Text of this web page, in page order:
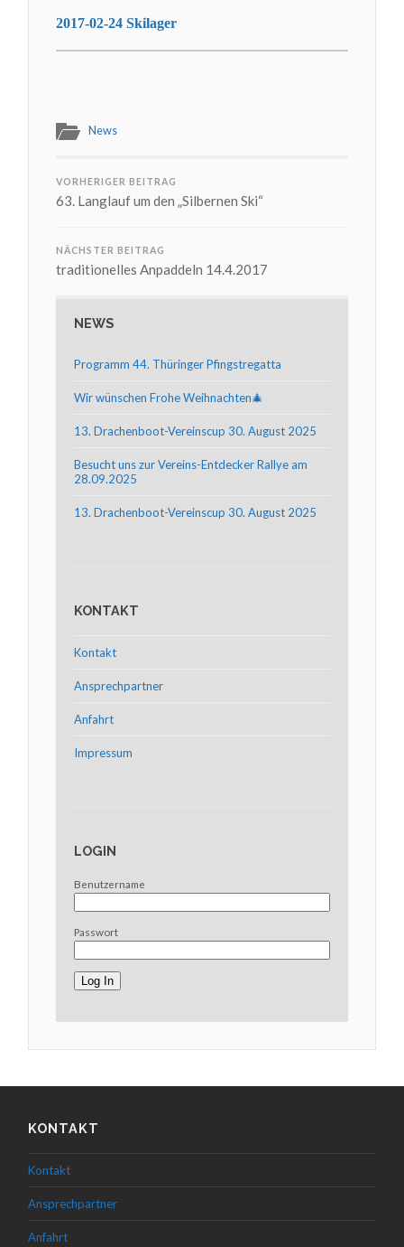
2017-02-24 Skilager
News
VORHERIGER BEITRAG
63. Langlauf um den „Silbernen Ski“
NÄCHSTER BEITRAG
traditionelles Anpaddeln 14.4.2017
NEWS
Programm 44. Thüringer Pfingstregatta
Wir wünschen Frohe Weihnachten🎄
13. Drachenboot-Vereinscup 30. August 2025
Besucht uns zur Vereins-Entdecker Rallye am
28.09.2025
13. Drachenboot-Vereinscup 30. August 2025
KONTAKT
Kontakt
Ansprechpartner
Anfahrt
Impressum
LOGIN
Benutzername
Passwort
KONTAKT
Kontakt
Ansprechpartner
Anfahrt